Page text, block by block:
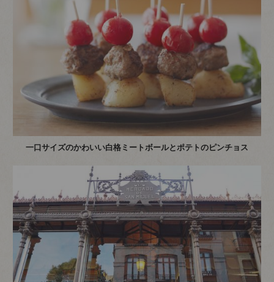
一口サイズのかわいい白格ミートボールとポテトのピンチョス